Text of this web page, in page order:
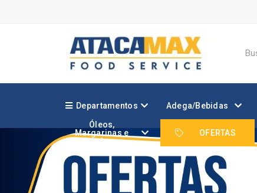
Departamentos Adega/Bebidas
Óleos,
Margarinas e
Gorduras
OFERTAS